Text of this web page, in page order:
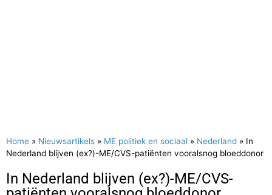
Home » Nieuwsartikels » ME politiek en sociaal » Nederland » In
Nederland blijven (ex?)-ME/CVS-patiënten vooralsnog bloeddonor
In Nederland blijven (ex?)-ME/CVS-